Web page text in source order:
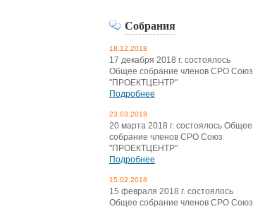
Собрания
18.12.2018
17 декабря 2018 г. состоялось
Общее собрание членов СРО Союз
"ПРОЕКТЦЕНТР"
Подробнее
23.03.2018
20 марта 2018 г. состоялось Общее
собрание членов СРО Союз
"ПРОЕКТЦЕНТР"
Подробнее
15.02.2018
15 февраля 2018 г. состоялось
Общее собрание членов СРО Союз